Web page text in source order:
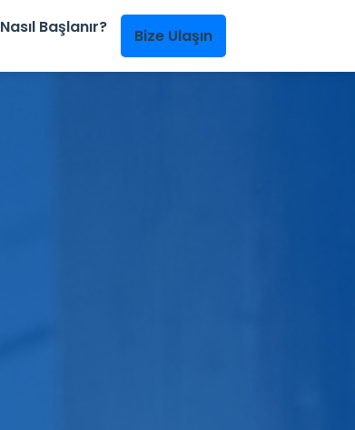
Nasıl Başlanır? Bize Ulaşın